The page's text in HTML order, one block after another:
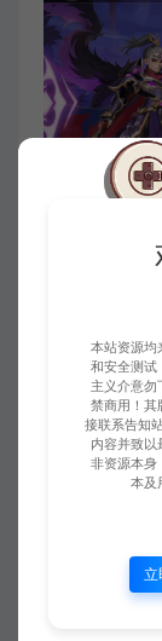
本站资源均
和安全测试
主义介意勿
禁商用！其
接联系告知
内容并致以
非资源本身
本及
立